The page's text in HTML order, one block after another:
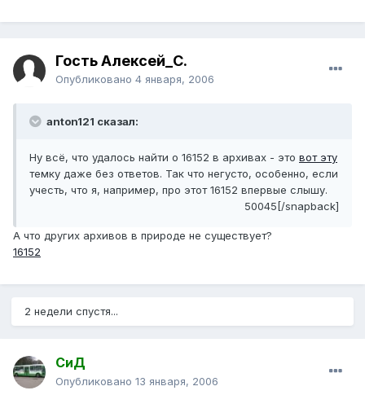
Гость Алексей_С.
Опубликовано 4 января, 2006
anton121 сказал:
Ну всё, что удалось найти о 16152 в архивах - это вот эту
темку даже без ответов. Так что негусто, особенно, если
учесть, что я, например, про этот 16152 впервые слышу.
50045[/snapback]
А что других архивов в природе не существует?
16152
2 недели спустя...
СиД
Опубликовано 13 января, 2006